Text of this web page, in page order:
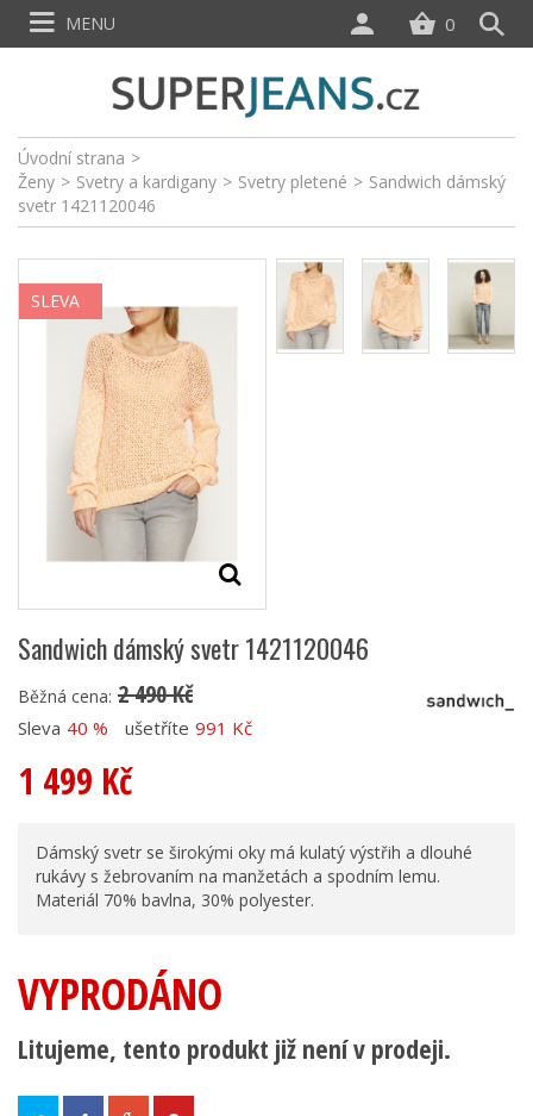
Úvodní strana >
Ženy > Svetry a kardigany > Svetry pletené > Sandwich dámský
svetr 1421120046
SLEVA
Sandwich dámský svetr 1421120046
Běžná cena: 2 490 Kč
Sleva 40 % ušetříte 991 Kč
1 499 Kč
Dámský svetr se širokými oky má kulatý výstřih a dlouhé
rukávy s žebrovaním na manžetách a spodním lemu.
Materiál 70% bavlna, 30% polyester.
VYPRODÁNO
Litujeme, tento produkt již není v prodeji.
0
MENU